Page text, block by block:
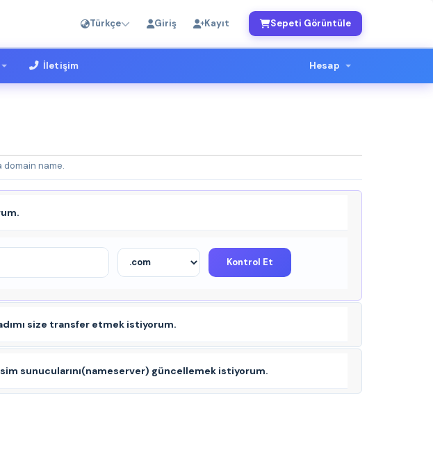
Türkçe Giriş Kayıt Sepeti Görüntüle
İletişim Hesap
name.
Kontrol Et
size transfer etmek istiyorum.
sunucularını(nameserver) güncellemek istiyorum.